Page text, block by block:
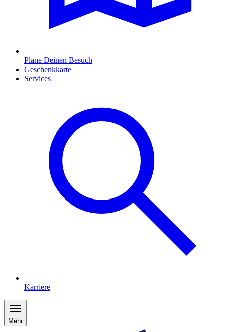
Plane Deinen Besuch
Geschenkkarte
Services
Karriere
Mehr